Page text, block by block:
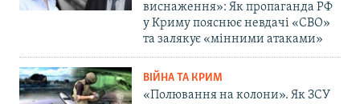
виснаження»: Як пропаганда РФ
у Криму пояснює невдачі «СВО»
та залякує «мінними атаками»
ВІЙНА ТА КРИМ
«Полювання на колони». Як ЗСУ